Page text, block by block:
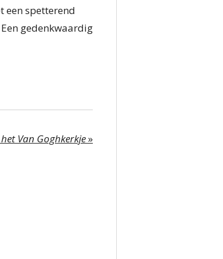
een spetterend
gedenkwaardig
Van Goghkerkje»